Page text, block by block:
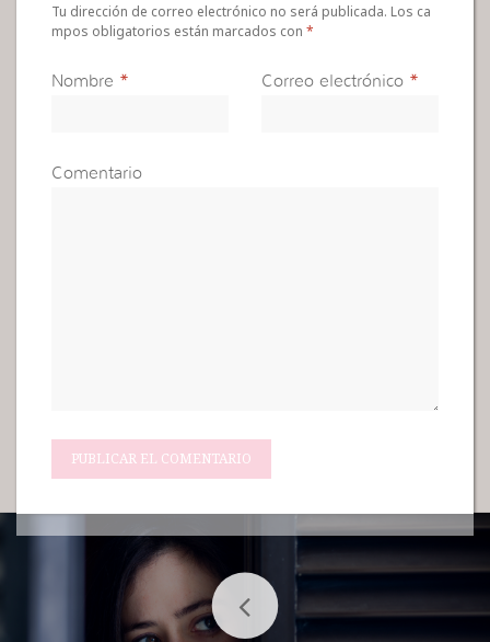
Tu dirección de correo electrónico no será publicada. Los ca
mpos obligatorios están marcados con*
Nombre * Correo electrónico *
Comentario